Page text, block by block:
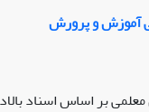
آموزش و پرورش
بر اساس اسناد